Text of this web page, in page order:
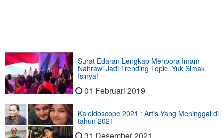
Surat Edaran Lengkap Menpora Imam
Nahrawi Jadi Trending Topic. Yuk Simak
Isinya!
01 Februari 2019
Kaleidoscope 2021 : Artis Yang Meninggal di
tahun 2021